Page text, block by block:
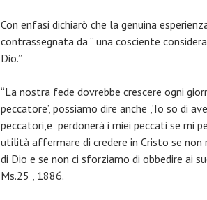
Con enfasi dichiarò che la genuina
contrassegnata da “ una cosciente
Dio.”
“La nostra fede dovrebbe crescere ogni
peccatore’, possiamo dire anche ,’Io so di
peccatori,e perdonerà i miei peccati se mi
utilità affermare di credere in Cristo se non
di Dio e se non ci sforziamo di obbedire ai
Ms.25 , 1886.